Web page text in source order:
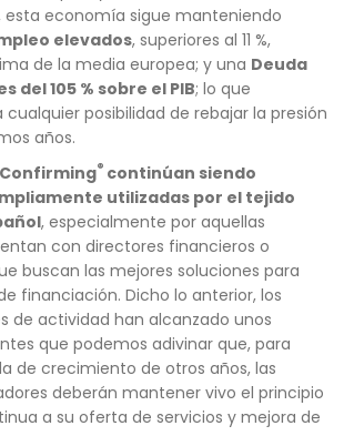
esta economía sigue manteniendo
elevados, superiores al 11 %,
de la media europea; y una Deuda
del 105 % sobre el PIB; lo que
posibilidad de rebajar la presión
años.
® continúan siendo
utilizadas por el tejido
, especialmente por aquellas
con directores financieros o
buscan las mejores soluciones para
financiación. Dicho lo anterior, los
de actividad han alcanzado unos
que podemos adivinar que, para
de crecimiento de otros años, las
deberán mantener vivo el principio
a su oferta de servicios y mejora de